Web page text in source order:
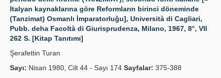
Italyan kaynaklarına göre Reformların birinci döneminde
(Tanzimat) Osmanlı İmparatorluğu], Università di Cagliari,
Pubb. deha Facoltà di Giurisprudenza, Milano, 1967, 8°, VII
262 S. [Kitap Tanıtımı]
Şerafettin Turan
Sayı: Nisan 1980, Cilt 44 - Sayı 174 Sayfalar: 375-388